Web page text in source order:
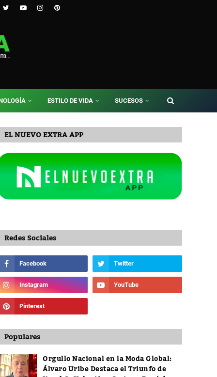
ESTILO DE VIDA SUCESOS
EL NUEVO EXTRA APP
Redes Sociales
Populares
Orgullo Nacional en la Moda Global:
Álvaro Uribe Destaca el Triunfo de